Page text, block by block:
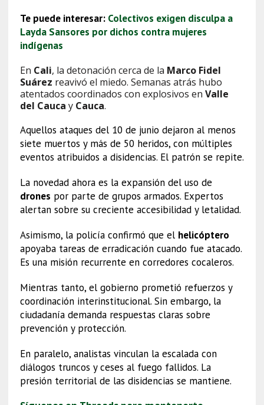
Te puede interesar: Colectivos exigen disculpa a
Layda Sansores por dichos contra mujeres
indígenas
En Cali, la detonación cerca de la Marco Fidel
Suárez reavivó el miedo. Semanas atrás hubo
atentados coordinados con explosivos en Valle
del Cauca y Cauca.
Aquellos ataques del 10 de junio dejaron al menos
siete muertos y más de 50 heridos, con múltiples
eventos atribuidos a disidencias. El patrón se repite.
La novedad ahora es la expansión del uso de
drones por parte de grupos armados. Expertos
alertan sobre su creciente accesibilidad y letalidad.
Asimismo, la policía confirmó que el helicóptero
apoyaba tareas de erradicación cuando fue atacado.
Es una misión recurrente en corredores cocaleros.
Mientras tanto, el gobierno prometió refuerzos y
coordinación interinstitucional. Sin embargo, la
ciudadanía demanda respuestas claras sobre
prevención y protección.
En paralelo, analistas vinculan la escalada con
diálogos truncos y ceses al fuego fallidos. La
presión territorial de las disidencias se mantiene.